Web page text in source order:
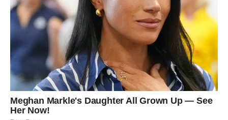
Ljubav vam sprema veliko
iznenađenje
Pored finansija, velika promjena očekuje vas i na polju
emocija.
Ako ste dugo bile usamljene ili razočarane, sada dolazi
vrijeme tokom kojeg biste mogle upoznati osobu koja će